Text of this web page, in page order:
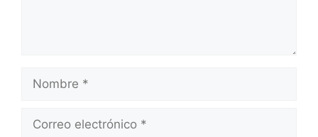
Nombre
Correo